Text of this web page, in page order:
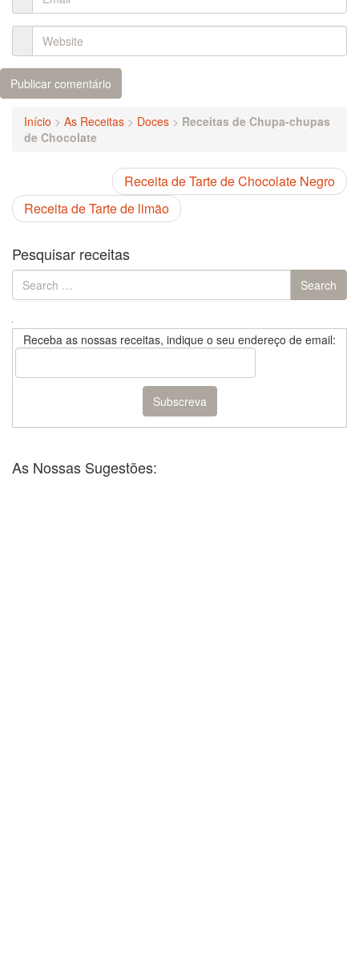
Início > As Receitas > Doces > Receitas de Chupa-chupas
de Chocolate
Receita de Tarte de Chocolate Negro
Receita de Tarte de limão
Pesquisar receitas
Search
for:
Search
Receba as nossas receitas, indique o seu endereço de email:
As Nossas Sugestões: